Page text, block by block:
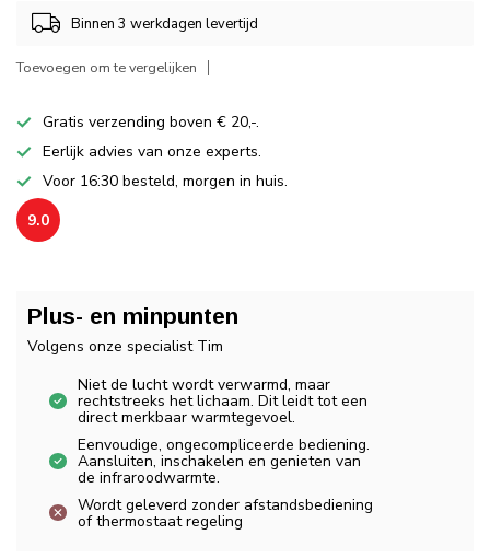
Binnen 3 werkdagen levertijd
Toevoegen om te vergelijken
Gratis verzending boven € 20,-.
Eerlijk advies van onze experts.
Voor 16:30 besteld, morgen in huis.
9.0
Plus- en minpunten
Volgens onze specialist Tim
Niet de lucht wordt verwarmd, maar
rechtstreeks het lichaam. Dit leidt tot een
direct merkbaar warmtegevoel.
Eenvoudige, ongecompliceerde bediening.
Aansluiten, inschakelen en genieten van
de infraroodwarmte.
Wordt geleverd zonder afstandsbediening
of thermostaat regeling